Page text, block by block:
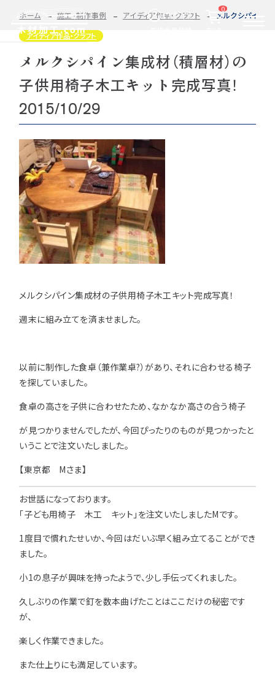
ログイン
0
種類から選ぶ 樹種一覧 用途などから選
集成材（積層材）
無垢材
化粧貼り
表面仕上 塗装
木材加工講座
初めての方へ
変更・キャンセル・返品・交換について
納期・配送について
送料について
注意事項とよくある質問
施工・制作事例
施工・制作事例TOP 工場製作事例
棚・収納・ラック カウンター・天板
プレート・表札 子ども・孫のためのDIY
新生活 アイディア作品・クラフト
フォトコンテスト
お客様の声
会社情報
会社概要
自動お見積もり・ご注文はこちらから
カット・塗装のみ
カット・加工・塗装
2D/3D
図面をお持ちの方へ
関連商品 サンプルのご購入
Tel. 0584-33-2070
営業時間 9:00〜17:00（土日祝 定休）
©2025 mokuzaikako.com All Rights Reserved.
ホーム 施工・制作事例 アイディア作品・クラフト メルクシパイン
アイディア作品・クラフト
メルクシパイン集成材（積層材）の
子供用椅子木工キット完成写真！
2015/10/29
メルクシパイン集成材の子供用椅子木工キット完成写真！
週末に組み立てを済ませました。
以前に制作した食卓（兼作業卓?）があり、それに合わせる椅子
を探していました。
食卓の高さを子供に合わせたため、なかなか高さの合う椅子
が見つかりませんでしたが、今回ぴったりのものが見つかったと
いうことで注文いたしました。
【東京都 Mさま】
お世話になっております。
「子ども用椅子 木工 キット」を注文いたしましたMです。
1度目で慣れたせいか、今回はだいぶ早く組み立てることができ
ました。
小1の息子が興味を持ったようで、少し手伝ってくれました。
久しぶりの作業で釘を数本曲げたことはここだけの秘密です
が、
楽しく作業できました。
また仕上りにも満足しています。